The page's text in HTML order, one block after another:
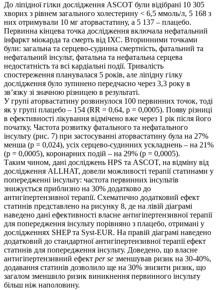
До ліпідної гілки дослідження ASCOT були відібрані 10 305
хворих з рівнем загального холестерину < 6,5 ммоль/л, 5 168 з
них отримували 10 мг аторвастатину, а 5 137 – плацебо.
Первинна кінцева точка дослідження включала нефатальний
інфаркт міокарда та смерть від ІХС. Вторинними точками
були: загальна та серцево-судинна смертність, фатальний та
нефатальний інсульт, фатальна та нефатальна серцева
недостатність та всі кардіальні події. Тривалість
спостереження планувалася 5 років, але ліпідну гілку
дослідження було зупинено передчасно через 3,3 року в
зв’язку зі значною різницею в результаті.
У групі аторвастатину розвинулося 100 первинних точок, тоді
як у групі плацебо – 154 (RR = 0,64, p = 0,0005). Появу різниці
в ефективності лікування відмічено вже через 1 рік після його
початку. Частота розвитку фатального та нефатального
інсульту (рис. 7) при застосуванні аторвастатину була на 27%
менша (р = 0,024), усіх серцево-судинних ускладнень – на 21%
(р = 0,0005), коронарних подій – на 29% (р = 0,0005).
Таким чином, дані досліджень HPS та ASCOT, на відміну від
дослідження ALLHAT, довели можливості терапії статинами у
попередженні інсульту: частота первинних інсультів
знижується приблизно на 30% додатково до
антигіпертензивної терапії. Схематично додатковий ефект
статинів представлено на рисунку 8, де на лівій діаграмі
наведено дані ефективності власне антигіпертензивної терапії
для попередження інсульту порівняно з плацебо, отримані у
дослідженнях SHEP та Syst-EUR. На правій діаграмі наведено
додатковий до стандартної антигіпертензивної терапії ефект
статинів для попередження інсульту. Доведено, що власне
антигіпертензивний ефект per se зменшував ризик на 30-40%,
додавання статинів дозволило ще на 30% знизити ризик, що
загалом зменшило ризик виникнення первинного інсульту
більш ніж наполовину.